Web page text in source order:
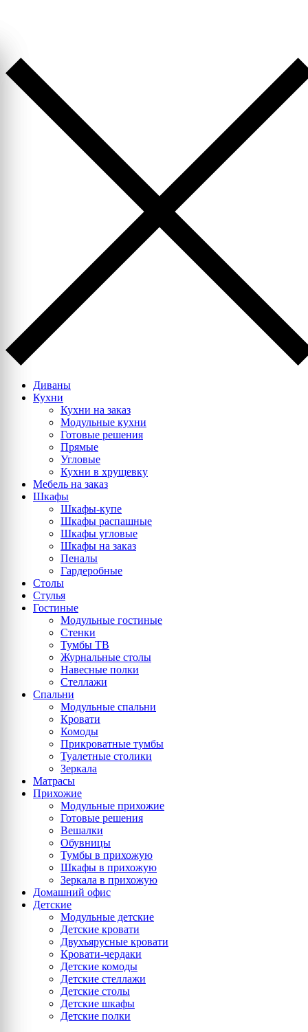
Диваны
Кухни
Кухни на заказ
Модульные кухни
Готовые решения
Прямые
Угловые
Кухни в хрущевку
Мебель на заказ
Шкафы
Шкафы-купе
Шкафы распашные
Шкафы угловые
Шкафы на заказ
Пеналы
Гардеробные
Столы
Стулья
Гостиные
Модульные гостиные
Стенки
Тумбы ТВ
Журнальные столы
Навесные полки
Стеллажи
Спальни
Модульные спальни
Кровати
Комоды
Прикроватные тумбы
Туалетные столики
Зеркала
Матрасы
Прихожие
Модульные прихожие
Готовые решения
Вешалки
Обувницы
Тумбы в прихожую
Шкафы в прихожую
Зеркала в прихожую
Домашний офис
Детские
Модульные детские
Детские кровати
Двухъярусные кровати
Кровати-чердаки
Детские комоды
Детские стеллажи
Детские столы
Детские шкафы
Детские полки